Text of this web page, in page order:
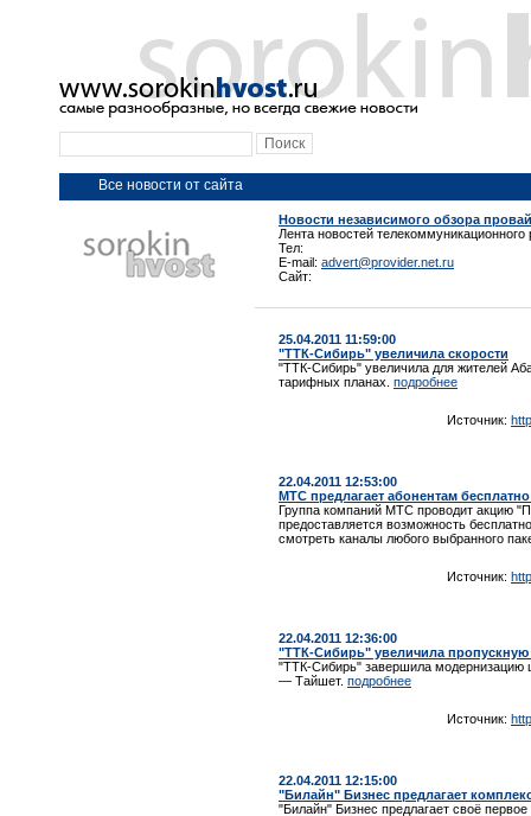
Все новости от сайта
Новости независимого обзора
Лента новостей
Тел:
E-mail: advert@provider.net.ru
Сайт:
25.04.2011 11:59:00
"ТТК-Сибирь" увеличила скорости
"ТТК-Сибирь" увеличила для жителей
тарифных планах. подробнее
Источник:
22.04.2011 12:53:00
МТС предлагает абонентам
Группа компаний МТС проводит акцию
предоставляется возможность
смотреть каналы любого выбранного
Источник:
22.04.2011 12:36:00
"ТТК-Сибирь" увеличила пропускную
"ТТК-Сибирь" завершила модернизацию
— Тайшет. подробнее
Источник:
22.04.2011 12:15:00
"Билайн" Бизнес предлагает
"Билайн" Бизнес предлагает своё